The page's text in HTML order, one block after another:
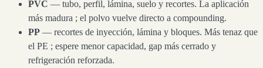
PVC — tubo, perfil, lámina, suelo y recortes. La aplicación
más madura ; el polvo vuelve directo a compounding.
PP — recortes de inyección, lámina y bloques. Más tenaz que
el PE ; espere menor capacidad, gap más cerrado y
refrigeración reforzada.